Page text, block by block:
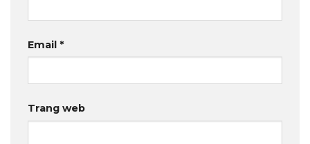
Email *
Trang web